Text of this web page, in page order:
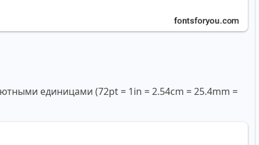
единицами (72pt = 1in = 2.54cm = 25.4mm =